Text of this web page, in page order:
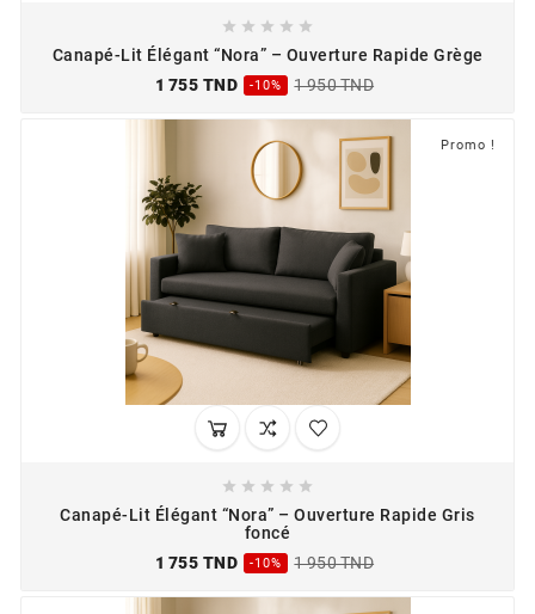
    
Canapé-Lit Élégant “Nora” – Ouverture Rapide Grège
1 755 TND
-10% 1 950 TND
Promo !
    
Canapé-Lit Élégant “Nora” – Ouverture Rapide Gris
foncé
1 755 TND
-10% 1 950 TND